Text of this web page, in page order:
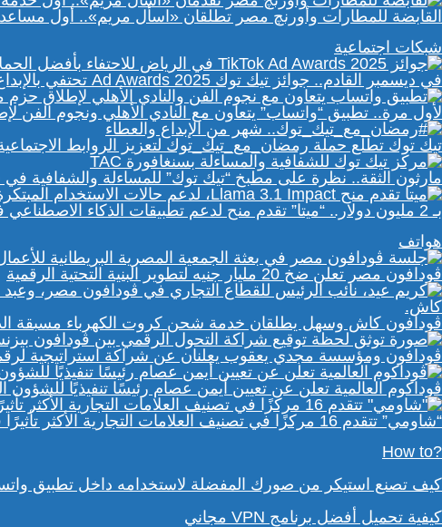
القابضة للمطارات وأورنچ مصر تطلقان «اسأل مريم».. أول
شبكات اجتماعية
في ديسمبر القادم.. جوائز تيك توك Ad Awards 2025 تحتفي بالإبداع الإعلاني في الشرق الأوسط
لأول مرة.. تطبيق “واتساب” يتعاون مع النادي الأهلي ونجوم الفن
تيك توك تطلع حملة رمضان_مع_تيك_توك لتعزيز الروابط
مارثون الثقة.. نظرة على مطبخ “تيك توك” للمساءلة والشفافية في
بـ 2 مليون دولار.. “ميتا” تقدم منح لدعم تطبيقات الذكاء الاصطناعي في إفريقيا والشرق الأوسط
هواتف
ڤودافون مصر تعلن ضخ 20 مليار جنيه لتطوير البنية التحتية الرقمية
ڤودافون كاش وسهل يطلقان خدمة شحن كروت الكهرباء مسبقة
ڤودافون ومؤسسة مجدي يعقوب يعلنان عن شراكة استراتيجية
ڤوداكوم العالمية تعلن عن تعيين أيمن عصام رئيسًا تنفيذيًا للشؤون
“شاومي” تتقدم 16 مركزًا في تصنيف العلامات التجارية الأكثر تأثيرًا في إفريقيا لعام 2025
?How to
كيف تصنع استيكر من صورك المفضلة لاستخدامه داخل تطبيق
كيفية تحميل أفضل برنامج VPN مجاني